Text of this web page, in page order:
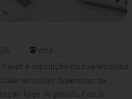
ndd
travar a expedição da sua empresa
alíquotas dinâmicas na
foge do padrão fixo, o